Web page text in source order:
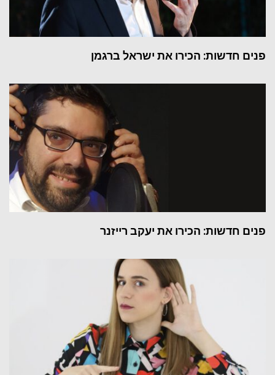
פנים חדשות: הכירו את ישראל ברגמן
פנים חדשות: הכירו את יעקב רייזנר